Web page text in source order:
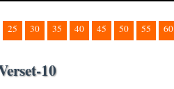
25 30 35 40 45 50 55 60
10